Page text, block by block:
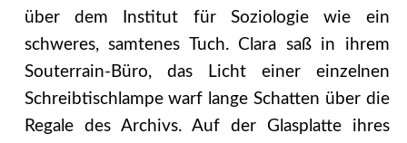
über dem Institut für Soziologie wie ein
schweres, samtenes Tuch. Clara saß in ihrem
Souterrain-Büro, das Licht einer einzelnen
Schreibtischlampe warf lange Schatten über die
Regale des Archivs. Auf der Glasplatte ihres